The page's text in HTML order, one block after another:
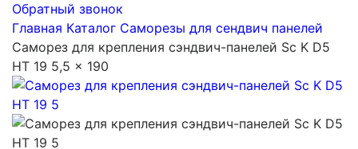
Обратный звонок
Главная Каталог Саморезы для сендвич панелей
Саморез для крепления сэндвич-панелей Sc K D5
HT 19 5,5 x 190